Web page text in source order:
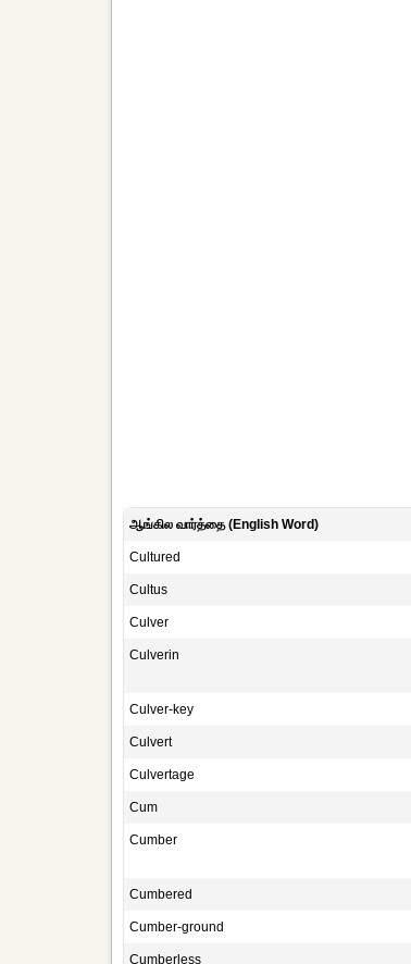
ஆங்கில வார்த்தை (English Word)
Cultured
Cultus
Culver
Culverin
Culver-key
Culvert
Culvertage
Cum
Cumber
Cumbered
Cumber-ground
Cumberless